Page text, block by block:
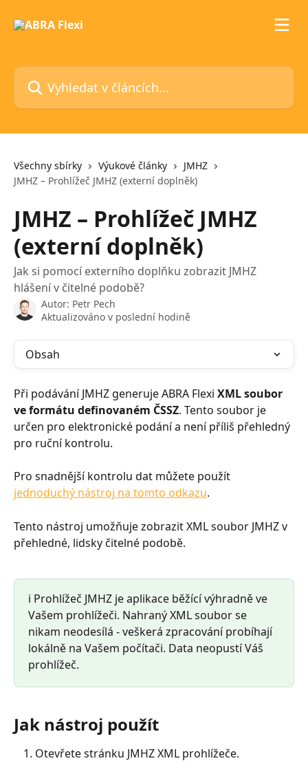
Vyhledat v článcích…
Všechny sbírky Výukové články
JMHZ
JMHZ – Prohlížeč JMHZ (externí doplněk)
JMHZ – Prohlížeč JMHZ
(externí doplněk)
Jak si pomocí externího doplňku zobrazit JMHZ
hlášení v čitelné podobě?
Autor: Petr Pech
Aktualizováno v poslední hodině
Obsah
Při podávání JMHZ generuje ABRA Flexi XML soubor
ve formátu definovaném ČSSZ. Tento soubor je
určen pro elektronické podání a není příliš přehledný
pro ruční kontrolu.
Pro snadnější kontrolu dat můžete použít
jednoduchý nástroj na tomto odkazu.
Tento nástroj umožňuje zobrazit XML soubor JMHZ v
přehledné, lidsky čitelné podobě.
ℹ️ Prohlížeč JMHZ je aplikace běžící výhradně ve
Vašem prohlížeči. Nahraný XML soubor se
nikam neodesílá - veškerá zpracování probíhají
lokálně na Vašem počítači. Data neopustí Váš
prohlížeč.
Jak nástroj použít
Otevřete stránku JMHZ XML prohlížeče.